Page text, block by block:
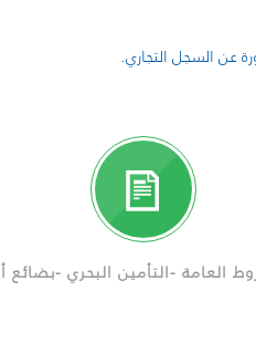
العامة -التأمين البحري -بضائع أ